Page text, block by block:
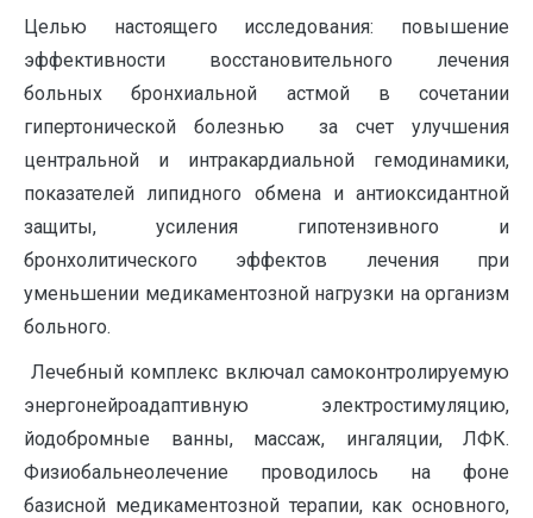
Целью настоящего исследования: повышение
эффективности восстановительного лечения
больных бронхиальной астмой в сочетании
гипертонической болезнью за счет улучшения
центральной и интракардиальной гемодинамики,
показателей липидного обмена и антиоксидантной
защиты, усиления гипотензивного и
бронхолитического эффектов лечения при
уменьшении медикаментозной нагрузки на организм
больного.
Лечебный комплекс включал самоконтролируемую
энергонейроадаптивную электростимуляцию,
йодобромные ванны, массаж, ингаляции, ЛФК.
Физиобальнеолечение проводилось на фоне
базисной медикаментозной терапии, как основного,